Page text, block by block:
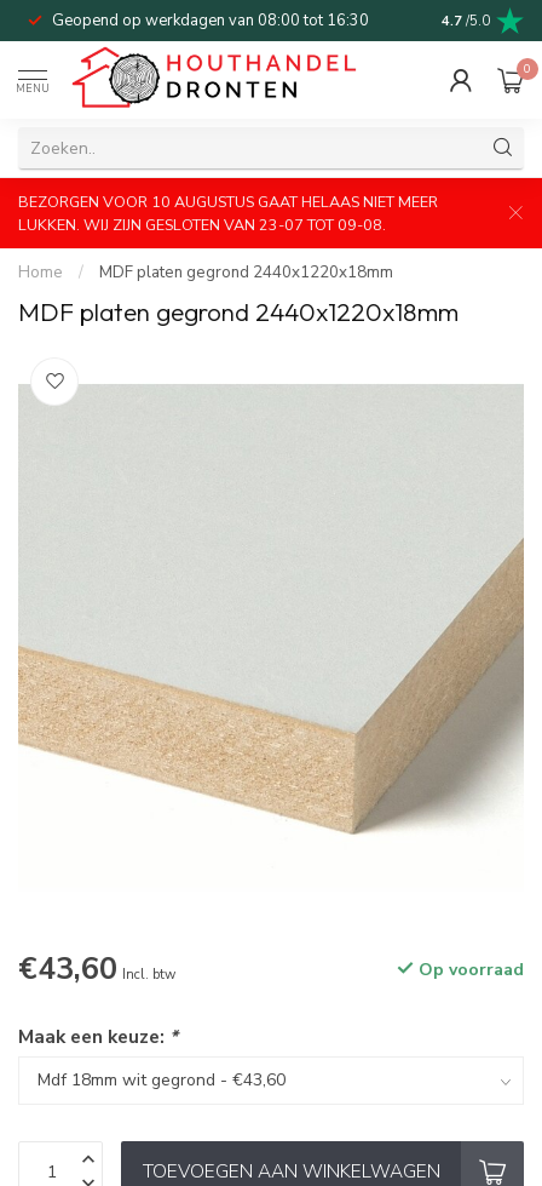
Geopend op werkdagen van 08:00 tot 16:30 Bel of mail
4.7 /5.0
MENU
0
BEZORGEN VOOR 10 AUGUSTUS GAAT HELAAS NIET MEER
LUKKEN. WIJ ZIJN GESLOTEN VAN 23-07 TOT 09-08.
Home / MDF platen gegrond 2440x1220x18mm
MDF platen gegrond 2440x1220x18mm
€43,60 Incl. btw Op voorraad
Maak een keuze: *
TOEVOEGEN AAN WINKELWAGEN